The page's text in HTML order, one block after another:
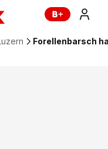
Forellenbarsch